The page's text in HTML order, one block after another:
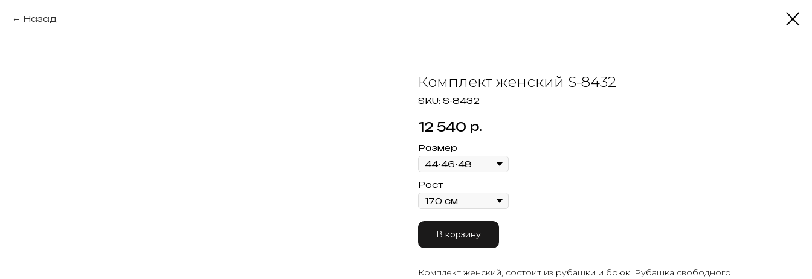
Назад
Комплект женский S-8432
SKU: S-8432
12 540 р.
Размер
Рост
В корзину
Комплект женский, состоит из рубашки и брюк. Рубашка свободного